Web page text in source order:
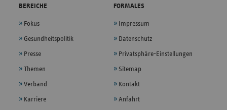
BEREICHE
Fokus
Gesundheitspolitik
Presse
Themen
Verband
Karriere
FORMALES
Impressum
Datenschutz
Privatsphäre-Einstellungen
Sitemap
Kontakt
Anfahrt